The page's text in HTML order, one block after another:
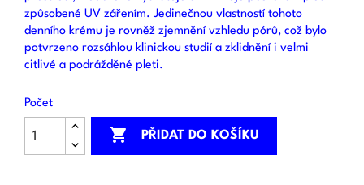
způsobené UV zářením. Jedinečnou vlastností tohoto
denního krému je rovněž zjemnění vzhledu pórů, což bylo
potvrzeno rozsáhlou klinickou studií a zklidnění i velmi
citlivé a podrážděné pleti.
Počet
 PŘIDAT DO KOŠÍKU